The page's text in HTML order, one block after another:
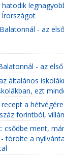
- az
- az
általános
ezt
a
forintból,
csődbe ment,
törölte a